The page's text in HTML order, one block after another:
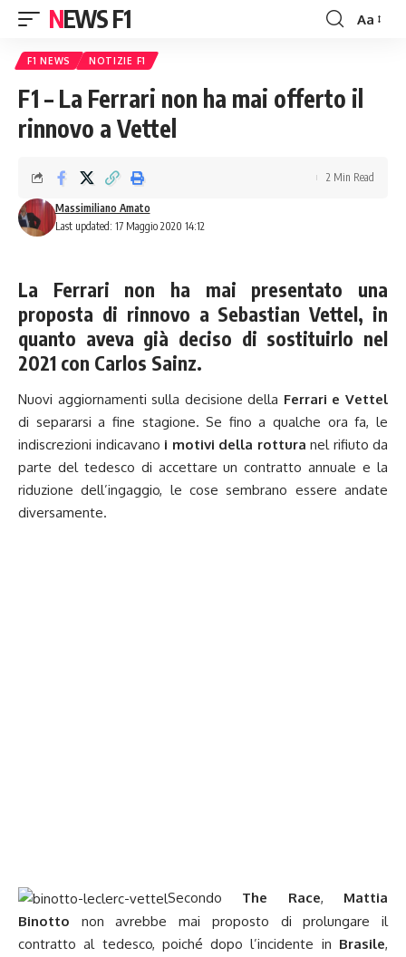
NEWS F1
Font
Aa
F1 NEWS NOTIZIE F1
F1 – La Ferrari non ha mai offerto il
rinnovo a Vettel
Last updated: 17 Maggio 2020 14:12
Massimiliano Amato
2 Min Read
La Ferrari non ha mai presentato una
proposta di rinnovo a Sebastian Vettel, in
quanto aveva già deciso di sostituirlo nel
2021 con Carlos Sainz.
Nuovi aggiornamenti sulla decisione della Ferrari e Vettel
di separarsi a fine stagione. Se fino a qualche ora fa, le
indiscrezioni indicavano i motivi della rottura nel rifiuto da
parte del tedesco di accettare un contratto annuale e la
riduzione dell’ingaggio, le cose sembrano essere andate
diversamente.
Secondo The Race, Mattia
Binotto non avrebbe mai proposto di prolungare il
contratto al tedesco, poiché dopo l’incidente in Brasile,